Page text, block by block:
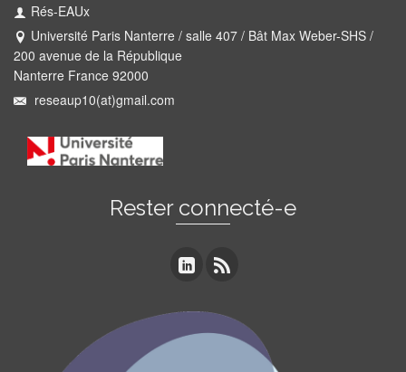
Rés-EAUx
Université Paris Nanterre / salle 407 / Bât Max Weber-SHS /
200 avenue de la République
Nanterre France 92000
reseaup10(at)gmail.com
Rester connecté-e